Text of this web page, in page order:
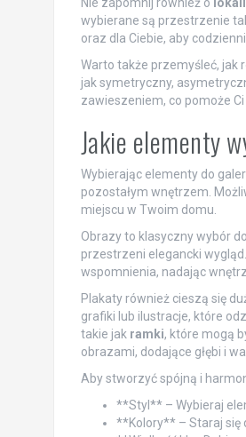
wybierane są przestrzenie
oraz dla Ciebie, aby
Warto także przemyśleć, jak
jak symetryczny,
zawieszeniem, co pomoże
Jakie elementy
Wybierając elementy do
pozostałym wnętrzem.
miejscu w Twoim domu.
Obrazy to klasyczny wybór
przestrzeni elegancki
wspomnienia, nadając
Plakaty również cieszą się
grafiki lub ilustracje, które
takie jak ramki, które mogą
obrazami, dodające głębi i
Aby stworzyć spójną i
**Styl** – Wybieraj
**Kolory** – Staraj się